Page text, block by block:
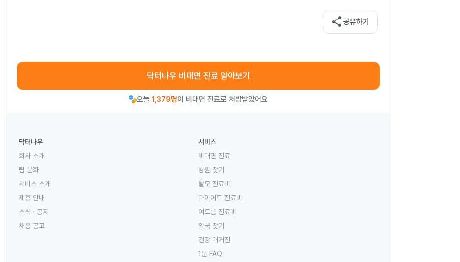
share 공유하기
닥터나우 비대면 진료 알아보기
오늘 1,379명이 비대면 진료로 처방받았어요
닥터나우
회사 소개
팀 문화
서비스 소개
제휴 안내
소식 · 공지
채용 공고
서비스
비대면 진료
병원 찾기
탈모 진료비
다이어트 진료비
여드름 진료비
약국 찾기
건강 매거진
1분 FAQ